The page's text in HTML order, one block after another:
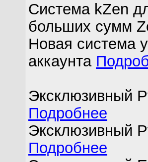
Система kZen
больших сумм
Новая система
аккаунта
Эксклюзивный
Подробнее
Эксклюзивный
Подробнее